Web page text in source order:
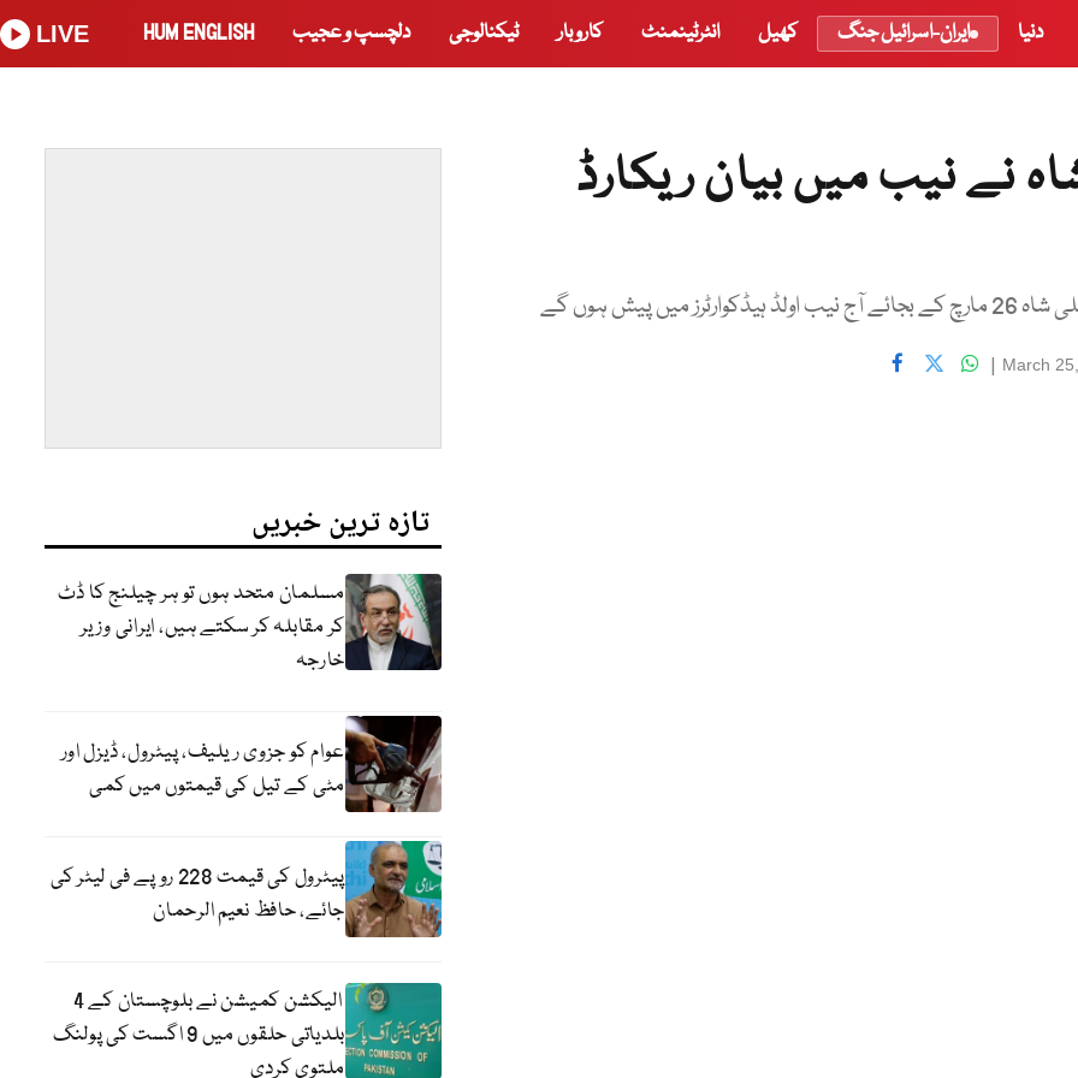
دنیا ایران-اسرائیل جنگ کھیل انٹرٹینمنٹ کاروبار ٹیکنالوجی دلچسپ و عجیب HUM ENGLISH
LIVE
نے نیب میں بیان ریکارڈ
ہوں گے
March
|
تازہ ترین خبریں
مسلمان متحد ہوں تو ہر چیلنج کا ڈٹ
کر مقابلہ کر سکتے ہیں، ایرانی وزیر
خارجہ
عوام کو جزوی ریلیف، پیٹرول، ڈیزل اور
مٹی کے تیل کی قیمتوں میں کمی
پیٹرول کی قیمت 228 روپے فی لیٹر کی
جائے، حافظ نعیم الرحمان
الیکشن کمیشن نے بلوچستان کے 4
بلدیاتی حلقوں میں 9 اگست کی پولنگ
ملتوی کردی